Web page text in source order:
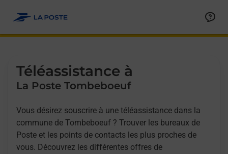
Téléassistance à
La Poste Tombeboeuf
Vous désirez souscrire à une téléassistance dans la
commune de Tombeboeuf ? Trouver les bureaux de
Poste et les points de contacts les plus proches de
vous. Découvrez les différentes offres de